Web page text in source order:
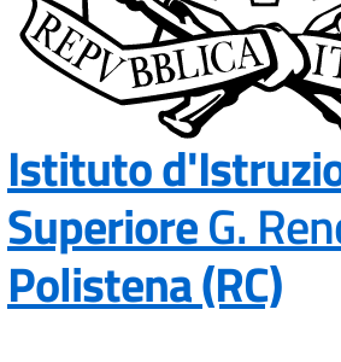
Istituto
SuperioreG.
Polistena (RC)—